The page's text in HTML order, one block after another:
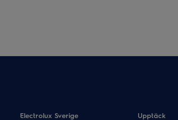
Electrolux Sverige Upptäck